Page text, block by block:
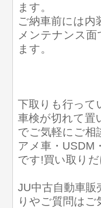
ます。
ご納車前には内
メンテナンス
ます。
下取りも行って
車検が切れて置
でご気軽にご相
アメ車・USDM
です!買い取り
JU中古自動車
りやご質問はご